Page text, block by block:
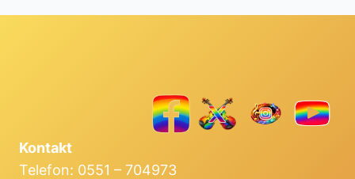
Kontakt
Telefon: 0551 – 704973